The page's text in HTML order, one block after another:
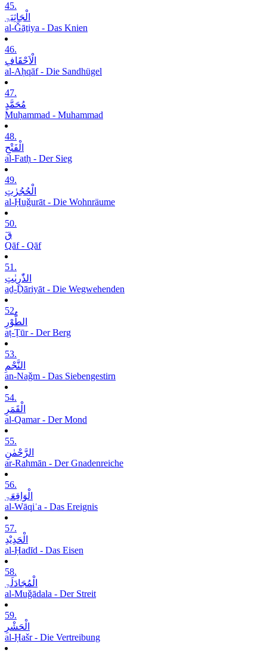
45.
الْجَاثِیَۃِ
al-Ǧāṯiya - Das Knien
46.
الْاَحْقَافِ
al-Aḥqāf - Die Sandhügel
47.
مُحَمَّدٍ
Muḥammad - Muhammad
48.
الْفَتْحِ
al-Fatḥ - Der Sieg
49.
الْحُجُرٰتِ
al-Ḥuǧurāt - Die Wohnräume
50.
قٓ
Qāf - Qāf
51.
الذّٰرِیٰتِ
aḏ-Ḏāriyāt - Die Wegwehenden
52.
الطُّوْرِ
aṭ-Ṭūr - Der Berg
53.
النَّجْمِ
an-Naǧm - Das Siebengestirn
54.
الْقَمَرِ
al-Qamar - Der Mond
55.
الرَّحْمٰنِ
ar-Raḥmān - Der Gnadenreiche
56.
الْوَاقِعَۃِ
al-Wāqiʿa - Das Ereignis
57.
الْحَدِیْدِ
al-Ḥadīd - Das Eisen
58.
الْمُجَادَلَۃِ
al-Muǧādala - Der Streit
59.
الْحَشْرِ
al-Ḥašr - Die Vertreibung